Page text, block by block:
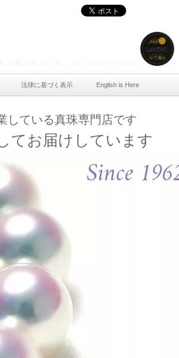
法律に基づく表示 English is Here
している真珠専門店です
てお届けしています